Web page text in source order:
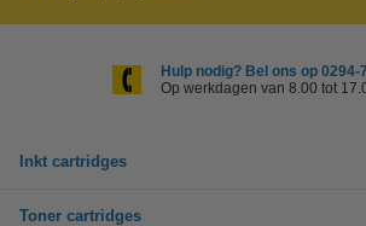
Hulp nodig? Bel ons op 0294-
Op werkdagen van 8.00 tot
Inkt cartridges
Toner cartridges